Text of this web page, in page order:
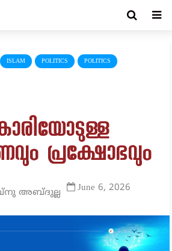
ISLAM POLITICS POLITICS
പ്രക്ഷോഭവും
അബ്ദുല്ല June 6, 2026